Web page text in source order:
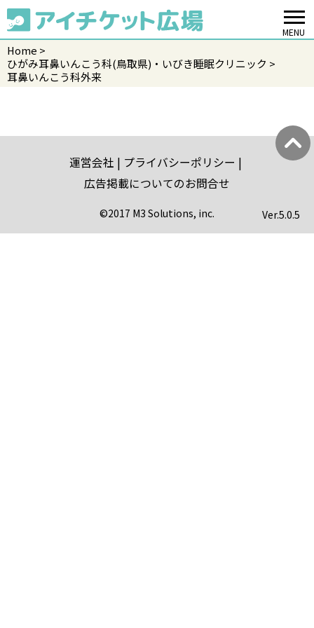
MENU
Home
ひがみ耳鼻いんこう科(鳥取県)・いびき睡眠クリニック
耳鼻いんこう科外来
運営会社
プライバシーポリシー
広告掲載についてのお問合せ
©2017 M3 Solutions, inc. Ver.5.0.5